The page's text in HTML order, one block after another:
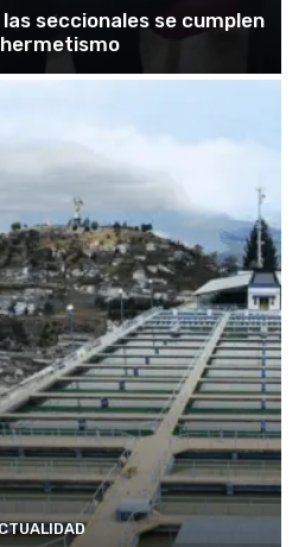
seccionales se cumplen